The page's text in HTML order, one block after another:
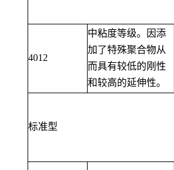
4012
中粘度等级。因添
加了特殊聚合物从
而具有较低的刚性
和较高的延伸性。
标准型